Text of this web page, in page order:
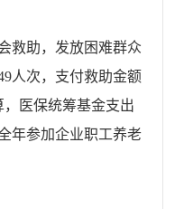
救助，发放困难群众
人次，支付救助金额
，
医保统筹基金支出
年参加企业职工养老